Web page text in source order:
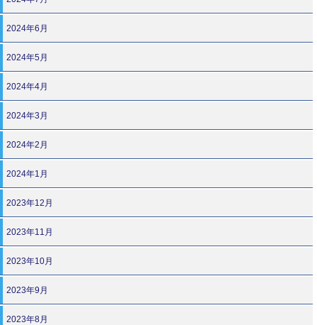
2024年6月
2024年5月
2024年4月
2024年3月
2024年2月
2024年1月
2023年12月
2023年11月
2023年10月
2023年9月
2023年8月